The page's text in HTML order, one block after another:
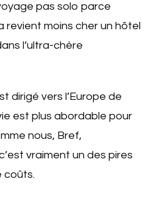
pas solo parce
revient moins cher un hôtel
l’ultra-chère
dirigé vers l’Europe de
est plus abordable pour
nous, Bref,
vraiment un des pires
coûts.